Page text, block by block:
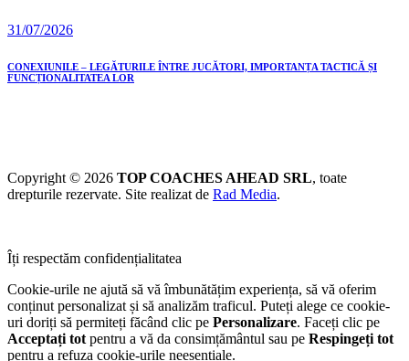
31/07/2026
CONEXIUNILE – LEGĂTURILE ÎNTRE JUCĂTORI, IMPORTANȚA TACTICĂ ȘI
FUNCȚIONALITATEA LOR
Copyright © 2026 TOP COACHES AHEAD SRL, toate
drepturile rezervate. Site realizat de Rad Media.
Îți respectăm confidențialitatea
Cookie-urile ne ajută să vă îmbunătățim experiența, să vă oferim
conținut personalizat și să analizăm traficul. Puteți alege ce cookie-
uri doriți să permiteți făcând clic pe Personalizare. Faceți clic pe
Acceptați tot pentru a vă da consimțământul sau pe Respingeți tot
pentru a refuza cookie-urile neesențiale.